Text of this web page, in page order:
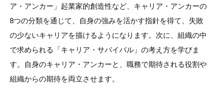
ア・アンカー」起業家的創造性など、キャリア・アンカーの
8つの分類を通じて、自身の強みを活かす指針を得て、失敗
の少ないキャリアを描けるようになります。次に、組織の中
で求められる「キャリア・サバイバル」の考え方を学びま
す。自身のキャリア・アンカーと、職務で期待される役割や
組織からの期待を両立させます。